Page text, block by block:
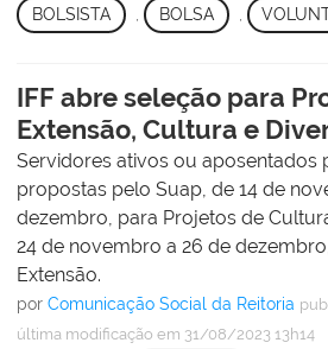
BOLSISTA , BOLSA ,
IFF abre seleção para
Extensão, Cultura e
Servidores ativos ou aposentados
propostas pelo Suap, de 14 de
dezembro, para Projetos de
24 de novembro a 26 de
Extensão.
por Comunicação Social da Reitoria
última modificação em 31/08/2023 13h14